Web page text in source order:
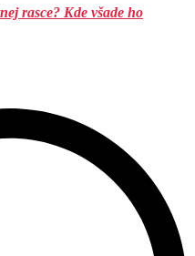
rasce? Kde všade ho